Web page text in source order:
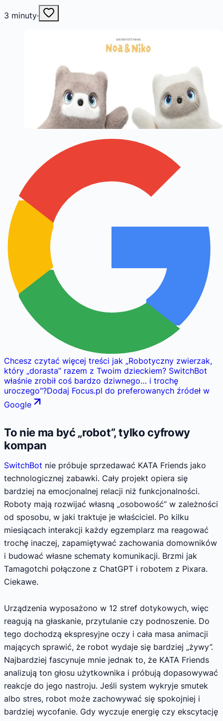
3 minuty·
Chcesz czytać więcej treści jak „Robotyczny zwierzak,
który „dorasta” razem z Twoim dzieckiem? SwitchBot
właśnie zrobił coś bardzo dziwnego… i trochę
uroczego"?Dodaj Focus.pl do preferowanych źródeł w
Google
To nie ma być „robot”, tylko cyfrowy
kompan
SwitchBot nie próbuje sprzedawać KATA Friends jako
technologicznej zabawki. Cały projekt opiera się
bardziej na emocjonalnej relacji niż funkcjonalności.
Roboty mają rozwijać własną „osobowość” w zależności
od sposobu, w jaki traktuje je właściciel. Po kilku
miesiącach interakcji każdy egzemplarz ma reagować
trochę inaczej, zapamiętywać zachowania domowników
i budować własne schematy komunikacji. Brzmi jak
Tamagotchi połączone z ChatGPT i robotem z Pixara.
Ciekawe.
Urządzenia wyposażono w 12 stref dotykowych, więc
reagują na głaskanie, przytulanie czy podnoszenie. Do
tego dochodzą ekspresyjne oczy i cała masa animacji
mających sprawić, że robot wydaje się bardziej „żywy”.
Najbardziej fascynuje mnie jednak to, że KATA Friends
analizują ton głosu użytkownika i próbują dopasowywać
reakcje do jego nastroju. Jeśli system wykryje smutek
albo stres, robot może zachowywać się spokojniej i
bardziej wycofanie. Gdy wyczuje energię czy ekscytację